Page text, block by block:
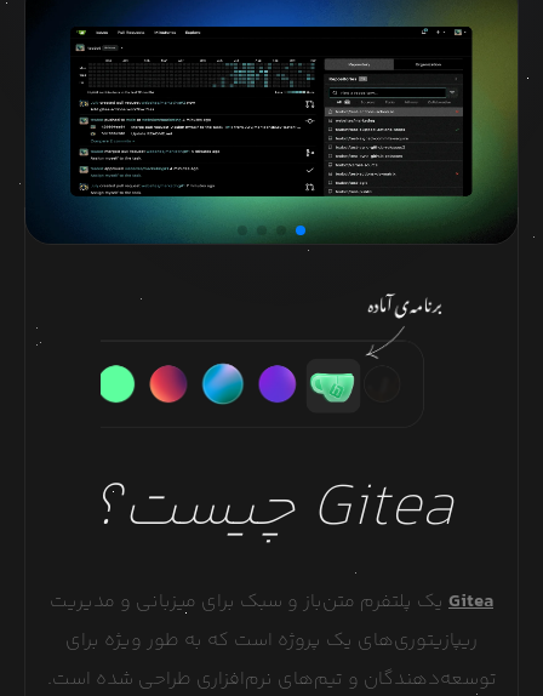
Gitea چیست؟
Gitea یک پلتفرم متن‌باز و سبک برای میزبانی و مدیریت
ریپازیتوری‌های یک پروژه است که به طور ویژه برای
توسعه‌دهندگان و تیم‌های نرم‌افزاری طراحی شده است.